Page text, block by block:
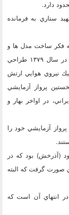
دارد.
ستاري به فرمانده
فكر ساخت مدل ها و
تجهيزات پيشرفته تري افتادند و بر همين اساس نيز در سال ۱۳۷۹ طراحي
نيروي هوايي ارتش
پرواز آزمايشي
در اواخر بهار و
دو پيش نمونه ديگر از اين هواپيما هم در سال ۱۳۸۵ پرواز آزمايشي خود را
(آذرخش) بود كه در
صورت گرفت كه البته
انتهاي آن است كه